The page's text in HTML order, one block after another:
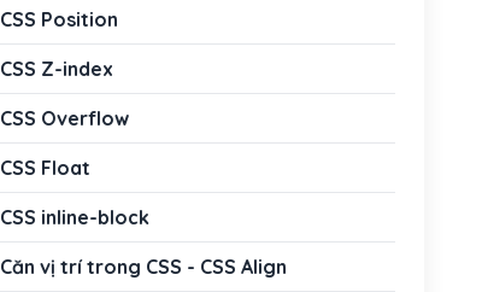
CSS Position
CSS Z-index
CSS Overflow
CSS Float
CSS inline-block
Căn vị trí trong CSS - CSS Align